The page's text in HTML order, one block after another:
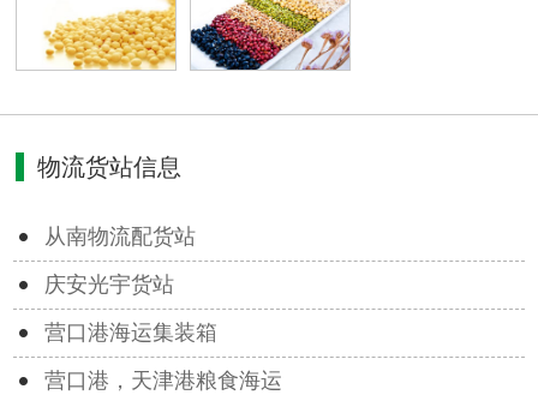
物流货站信息
从南物流配货站
庆安光宇货站
营口港海运集装箱
营口港，天津港粮食海运